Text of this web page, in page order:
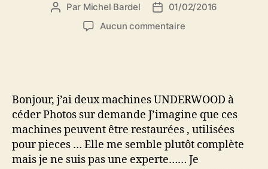
Auteur
Par Michel Bardel
Date01/02/2016
Aucun commentairesur
Bonjour, j’ai deux machines UNDERWOOD à
céder Photos sur demande J’imagine que ces
machines peuvent être restaurées , utilisées
pour pieces … Elle me semble plutôt complète
mais je ne suis pas une experte…… Je